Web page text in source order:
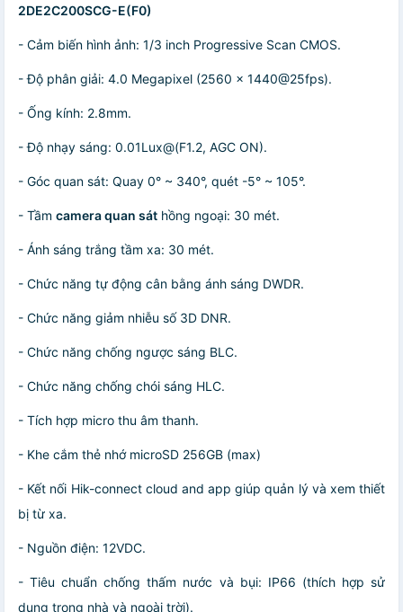
2DE2C200SCG-E(F0)
- Cảm biến hình ảnh: 1/3 inch Progressive Scan CMOS.
- Độ phân giải: 4.0 Megapixel (2560 x 1440@25fps).
- Ống kính: 2.8mm.
- Độ nhạy sáng: 0.01Lux@(F1.2, AGC ON).
- Góc quan sát: Quay 0° ~ 340°, quét -5° ~ 105°.
- Tầm camera quan sát hồng ngoại: 30 mét.
- Ánh sáng trắng tầm xa: 30 mét.
- Chức năng tự động cân bằng ánh sáng DWDR.
- Chức năng giảm nhiễu số 3D DNR.
- Chức năng chống ngược sáng BLC.
- Chức năng chống chói sáng HLC.
- Tích hợp micro thu âm thanh.
- Khe cắm thẻ nhớ microSD 256GB (max)
- Kết nối Hik-connect cloud and app giúp quản lý và xem thiết
bị từ xa.
- Nguồn điện: 12VDC.
- Tiêu chuẩn chống thấm nước và bụi: IP66 (thích hợp sử
dụng trong nhà và ngoài trời).